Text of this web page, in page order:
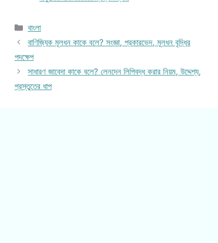
Categories
বাংলা
বাণিজ্যিক মূলধন কাকে বলে? সংজ্ঞা, প্রকারভেদ, মূলধন বৃদ্ধির
পদক্ষেপ
সাধারণ জাবেদা কাকে বলে? লেনদেন লিপিবদ্ধ করার নিয়ম, উদ্দেশ্য,
প্রস্তুতের ধাপ